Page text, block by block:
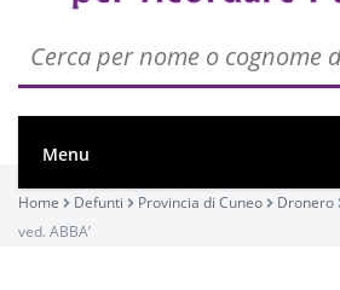
Menu
Home Defunti Provincia di Cuneo Dronero
ved. ABBA’